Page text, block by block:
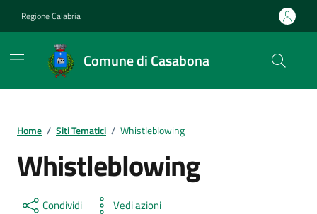
Regione Calabria
Comune di Casabona
Home / Siti Tematici / Whistleblowing
Whistleblowing
Condividi Vedi azioni